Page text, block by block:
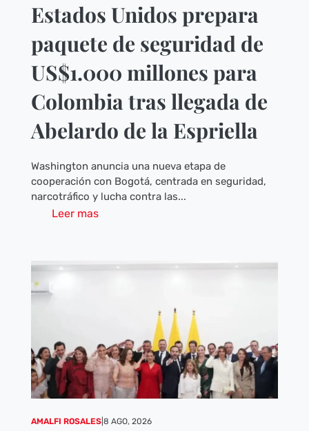
Estados Unidos prepara
paquete de seguridad de
US$1.000 millones para
Colombia tras llegada de
Abelardo de la Espriella
Washington anuncia una nueva etapa de
cooperación con Bogotá, centrada en seguridad,
narcotráfico y lucha contra las...
Leer mas
AMALFI ROSALES| 8 AGO, 2026